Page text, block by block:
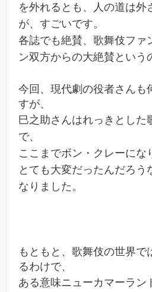
を外れるとも、人の道は外
が、すごいです。
各誌でも絶賛、歌舞伎ファ
ン双方からの大絶賛という
今回、現代劇の役者さんも
すが、
巳之助さんはれっきとした
で、
ここまでボン・クレーにな
とても大変だったんだろう
なりました。
もともと、歌舞伎の世界で
るわけで、
ある意味ニューカマーラン